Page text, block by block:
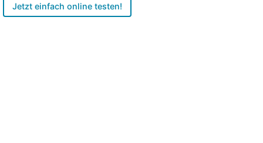
Jetzt einfach online testen!